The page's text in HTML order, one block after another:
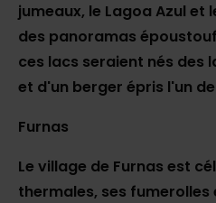
jumeaux, le Lagoa Azul et
des panoramas
ces lacs seraient nés des
et d'un berger épris l'un
Furnas
Le village de Furnas est
thermales, ses